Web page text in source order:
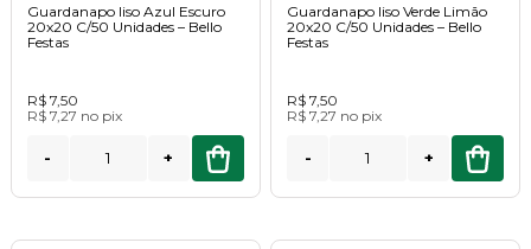
Guardanapo liso Azul Escuro
20x20 C/50 Unidades – Bello
Festas
R$ 7,50
R$ 7,27 no pix
- +
Guardanapo liso Verde Limão
20x20 C/50 Unidades – Bello
Festas
R$ 7,50
R$ 7,27 no pix
- +